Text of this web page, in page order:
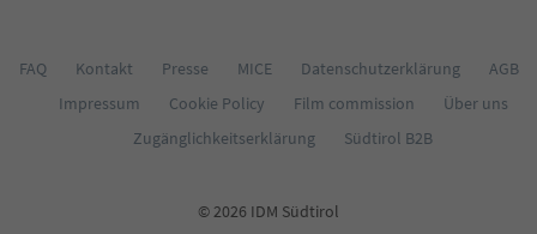
FAQ Kontakt Presse MICE Datenschutzerklärung
AGB
Impressum
Cookie Policy Film commission
Über uns
Zugänglichkeitserklärung
Südtirol B2B
© 2026 IDM Südtirol